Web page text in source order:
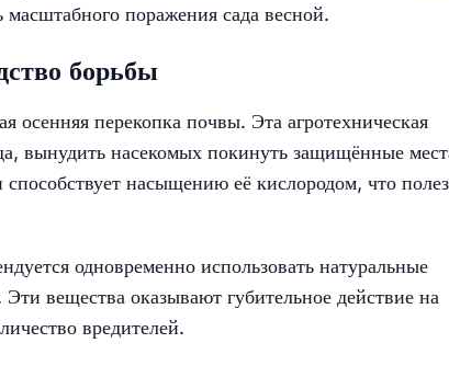
поражения сада весной.
борьбы
осенняя перекопка почвы. Эта агротехническая
вынудить насекомых покинуть защищённые
насыщению её кислородом, что
одновременно использовать натуральные
вещества оказывают губительное действие на
вредителей.